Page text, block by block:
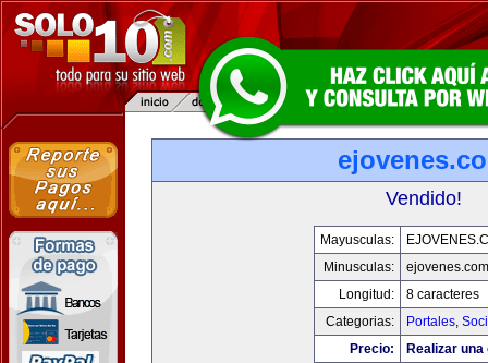
Vendido!
Mayusculas:
Minusculas:
ejovenes.com
Longitud:
8 caracteres
Categorias:
Portales,
Precio:
Realizar